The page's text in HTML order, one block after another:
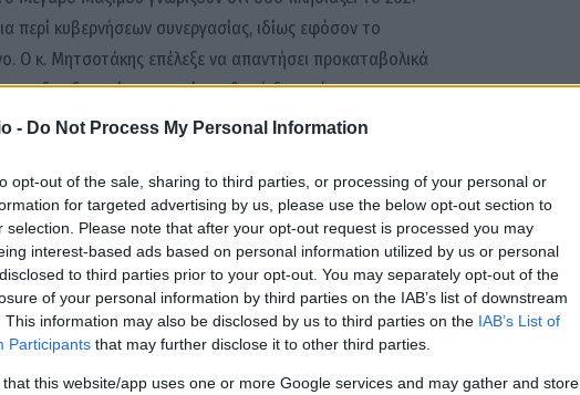
- Do Not Process My Personal Information
opt-out of the sale, sharing to third parties, or processing of your personal or
for targeted advertising by us, please use the below opt-out section to
selection. Please note that after your opt-out request is processed you may
interest-based ads based on personal information utilized by us or personal
to third parties prior to your opt-out. You may separately opt-out of the
of your personal information by third parties on the IAB’s list of downstream
This information may also be disclosed by us to third parties on the IAB’s List of
Participants that may further disclose it to other third parties.
that this website/app uses one or more Google services and may gather and store
περί κυβερνήσεων συνεργασίας, ιδίως εφόσον το
Ο κ. Μητσοτάκης επέλεξε να απαντήσει προκαταβολικά
δεν διαφαίνεται καμία σοβαρή δυνατότητα